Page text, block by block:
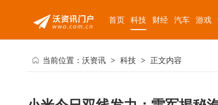
首页 科技 财经 汽车 游戏
当前位置： 沃资讯 > 科技 > 正文内容